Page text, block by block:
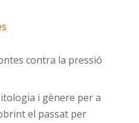
contra la pressió
i gènere per a
el passat per